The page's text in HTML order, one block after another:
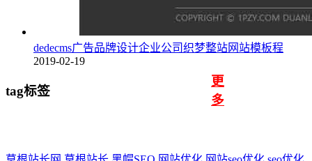
dedecms广告品牌设计企业公司织梦整站网站模板程
2019-02-19
tag标签
更
多